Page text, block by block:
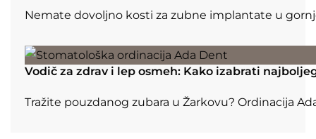
Nemate dovoljno kosti za zubne implantate u
Vodič za zdrav i lep osmeh: Kako izabrati
Tražite pouzdanog zubara u Žarkovu? Ordinacija